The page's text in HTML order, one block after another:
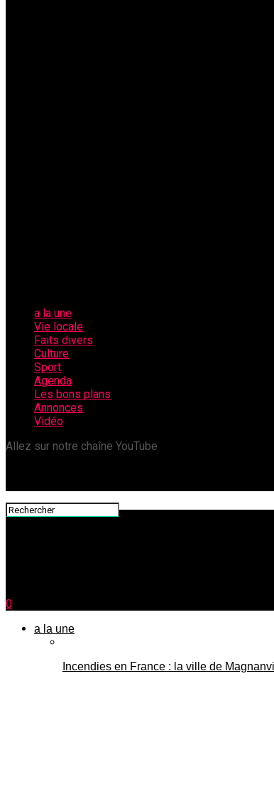
a la une
Vie locale
Faits divers
Culture
Sport
Agenda
Les bons plans
Annonces
Vidéo
Allez sur notre chaîne YouTube
0
a la une
Incendies en France : la ville de